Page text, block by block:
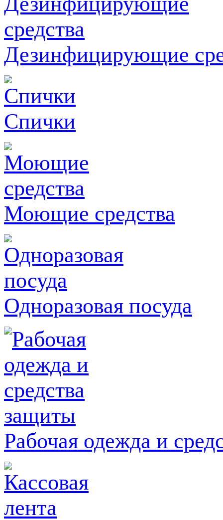
Дезинфицирующие
Спички
Моющие средства
Одноразовая посуда
Рабочая одежда и